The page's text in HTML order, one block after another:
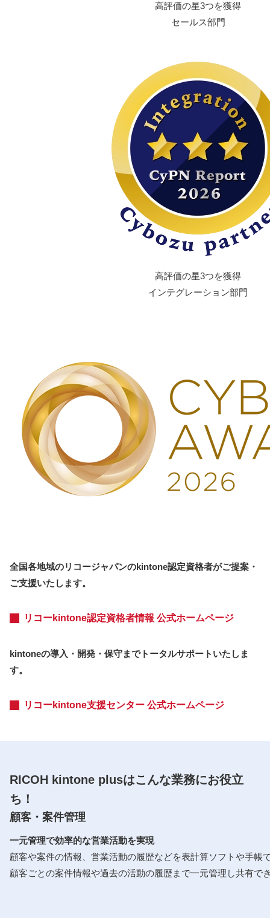
⾼評価の星3つを獲得
セールス部⾨
⾼評価の星3つを獲得
インテグレーション部⾨
全国各地域のリコージャパンのkintone認定資格者がご提案・
ご支援いたします。
リコーkintone認定資格者情報 公式ホームページ
kintoneの導⼊・開発・保守までトータルサポートいたしま
す。
リコーkintone⽀援センター 公式ホームページ
RICOH kintone plusはこんな業務にお役⽴
ち！
顧客・案件管理
⼀元管理で効率的な営業活動を実現
顧客や案件の情報、営業活動の履歴などを表計算ソフトや⼿
顧客ごとの案件情報や過去の活動の履歴まで⼀元管理し共有で